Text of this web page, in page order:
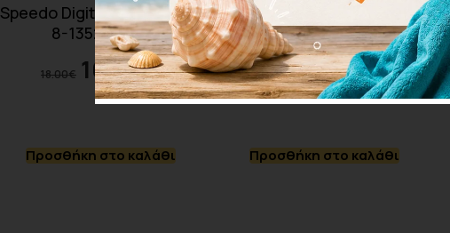
Speedo Digital Printed Cap
8-13524A307
18.00€ 16.20€
Προσθήκη στο καλάθι
Speedo Digital Printed Cap
8-1352414647
18.00€ 16.20€
Προσθήκη στο καλάθι